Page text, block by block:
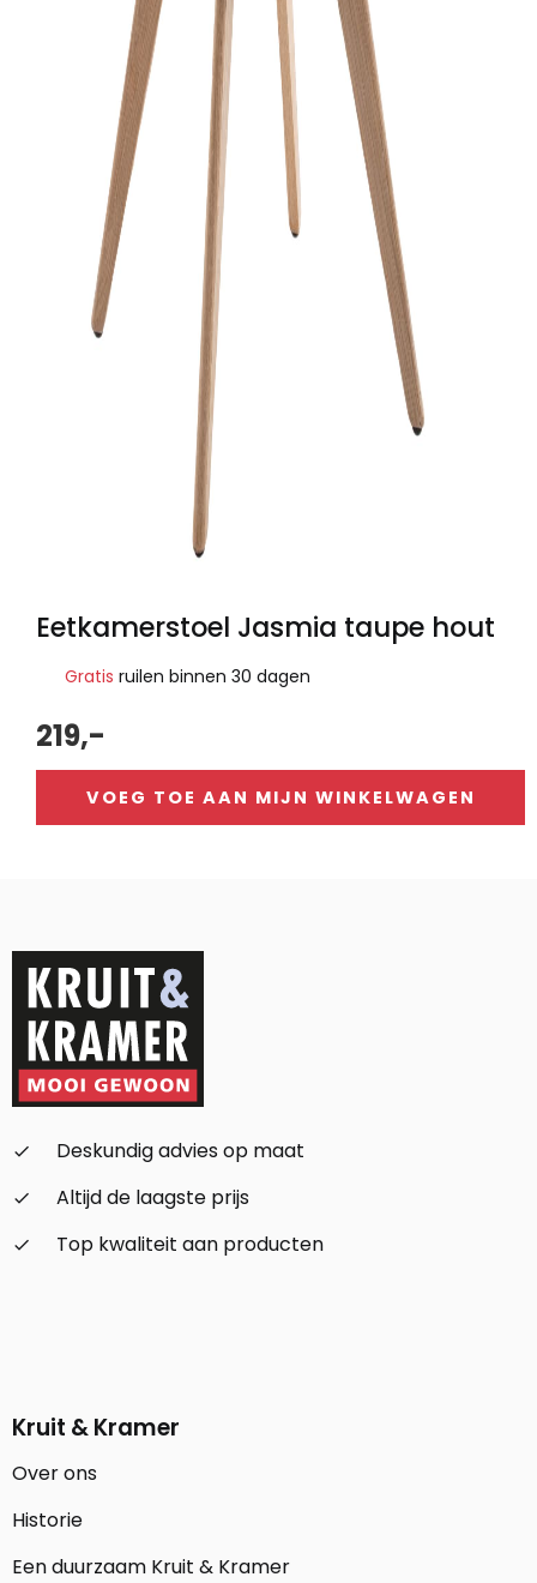
Eetkamerstoel Jasmia taupe hout
Gratis ruilen binnen 30 dagen
219,-
VOEG TOE AAN MIJN WINKELWAGEN
check_small
Deskundig advies op maat
check_small
Altijd de laagste prijs
check_small
Top kwaliteit aan producten
Kruit & Kramer
Over ons
Historie
Een duurzaam Kruit & Kramer